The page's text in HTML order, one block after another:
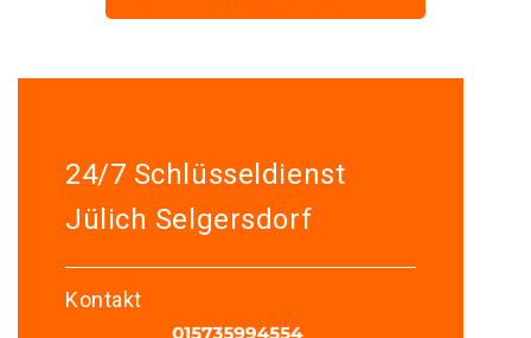
24/7 Schlüsseldienst
Jülich Selgersdorf
Kontakt